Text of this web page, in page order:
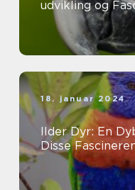
udvikling og
18. januar 2024
Ilder Dyr: En
Disse